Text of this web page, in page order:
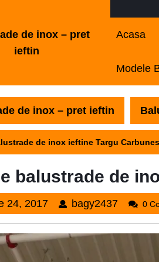
de inox – pret
ieftin
Acasa
Modele
de inox – pret ieftin
de inox ieftine Targu
balustrade de
24, 2017martie
2017
bagy2437 0